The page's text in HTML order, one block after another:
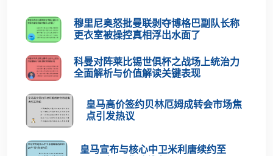
穆里尼奥怒批曼联剥夺博格巴副队长称
更衣室被操控真相浮出水面了
科曼对阵莱比锡世俱杯之战场上统治力
全面解析与价值解读关键表现
皇马高价签约贝林厄姆成转会市场焦
点引发热议
皇马宣布与核心中卫米利唐续约至